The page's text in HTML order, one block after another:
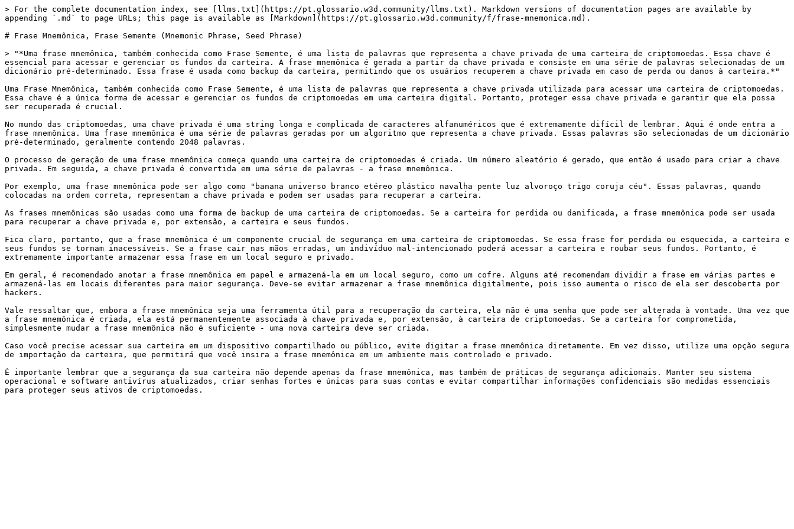
> For the complete documentation index, see [llms.txt](https://pt.glossario.w3d.community/llms.txt). Markdown versions of documentation pages are available by
appending `.md` to page URLs; this page is available as [Markdown](https://pt.glossario.w3d.community/f/frase-mnemonica.md).
# Frase Mnemônica, Frase Semente (Mnemonic Phrase, Seed Phrase)
> "*Uma frase mnemônica, também conhecida como Frase Semente, é uma lista de palavras que representa a chave privada de uma carteira de criptomoedas. Essa chave é
essencial para acessar e gerenciar os fundos da carteira. A frase mnemônica é gerada a partir da chave privada e consiste em uma série de palavras selecionadas de um
dicionário pré-determinado. Essa frase é usada como backup da carteira, permitindo que os usuários recuperem a chave privada em caso de perda ou danos à carteira.*"
Uma Frase Mnemônica, também conhecida como Frase Semente, é uma lista de palavras que representa a chave privada utilizada para acessar uma carteira de criptomoedas.
Essa chave é a única forma de acessar e gerenciar os fundos de criptomoedas em uma carteira digital. Portanto, proteger essa chave privada e garantir que ela possa
ser recuperada é crucial.
No mundo das criptomoedas, uma chave privada é uma string longa e complicada de caracteres alfanuméricos que é extremamente difícil de lembrar. Aqui é onde entra a
frase mnemônica. Uma frase mnemônica é uma série de palavras geradas por um algoritmo que representa a chave privada. Essas palavras são selecionadas de um dicionário
pré-determinado, geralmente contendo 2048 palavras.
O processo de geração de uma frase mnemônica começa quando uma carteira de criptomoedas é criada. Um número aleatório é gerado, que então é usado para criar a chave
privada. Em seguida, a chave privada é convertida em uma série de palavras - a frase mnemônica.
Por exemplo, uma frase mnemônica pode ser algo como "banana universo branco etéreo plástico navalha pente luz alvoroço trigo coruja céu". Essas palavras, quando
colocadas na ordem correta, representam a chave privada e podem ser usadas para recuperar a carteira.
As frases mnemônicas são usadas como uma forma de backup de uma carteira de criptomoedas. Se a carteira for perdida ou danificada, a frase mnemônica pode ser usada
para recuperar a chave privada e, por extensão, a carteira e seus fundos.
Fica claro, portanto, que a frase mnemônica é um componente crucial de segurança em uma carteira de criptomoedas. Se essa frase for perdida ou esquecida, a carteira e
seus fundos se tornam inacessíveis. Se a frase cair nas mãos erradas, um indivíduo mal-intencionado poderá acessar a carteira e roubar seus fundos. Portanto, é
extremamente importante armazenar essa frase em um local seguro e privado.
Em geral, é recomendado anotar a frase mnemônica em papel e armazená-la em um local seguro, como um cofre. Alguns até recomendam dividir a frase em várias partes e
armazená-las em locais diferentes para maior segurança. Deve-se evitar armazenar a frase mnemônica digitalmente, pois isso aumenta o risco de ela ser descoberta por
hackers.
Vale ressaltar que, embora a frase mnemônica seja uma ferramenta útil para a recuperação da carteira, ela não é uma senha que pode ser alterada à vontade. Uma vez que
a frase mnemônica é criada, ela está permanentemente associada à chave privada e, por extensão, à carteira de criptomoedas. Se a carteira for comprometida,
simplesmente mudar a frase mnemônica não é suficiente - uma nova carteira deve ser criada.
Caso você precise acessar sua carteira em um dispositivo compartilhado ou público, evite digitar a frase mnemônica diretamente. Em vez disso, utilize uma opção segura
de importação da carteira, que permitirá que você insira a frase mnemônica em um ambiente mais controlado e privado.
É importante lembrar que a segurança da sua carteira não depende apenas da frase mnemônica, mas também de práticas de segurança adicionais. Manter seu sistema
operacional e software antivírus atualizados, criar senhas fortes e únicas para suas contas e evitar compartilhar informações confidenciais são medidas essenciais